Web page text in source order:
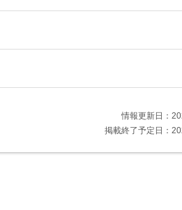
情報更新日：
掲載終了予定日：